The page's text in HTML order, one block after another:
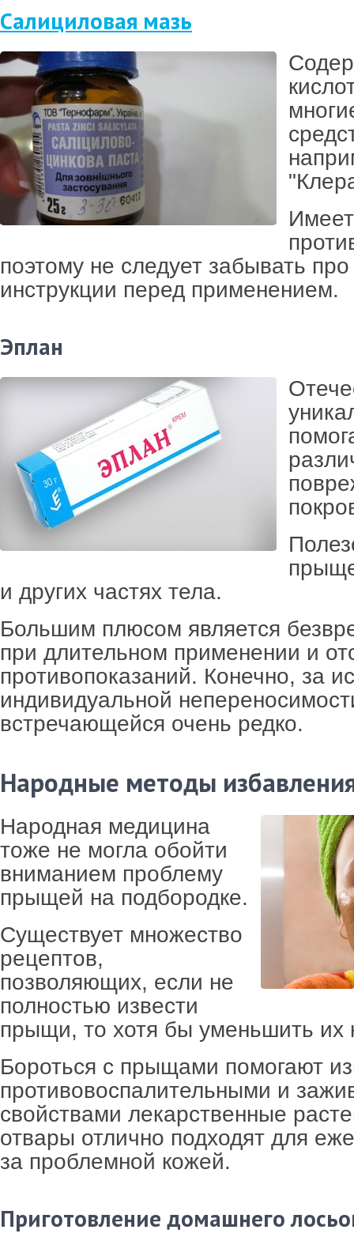
Салициловая мазь
поэтому не следует забывать
инструкции перед применением.
Эплан
и других частях тела.
Большим плюсом является
при длительном применении и
противопоказаний. Конечно, за
индивидуальной
встречающейся очень редко.
Народные методы
Народная медицина
тоже не могла обойти
вниманием проблему
прыщей на подбородке.
Существует множество
рецептов,
позволяющих, если не
полностью извести
прыщи, то хотя бы уменьшить их
Бороться с прыщами помогают
противовоспалительными и
свойствами лекарственные
отвары отлично подходят для
за проблемной кожей.
Приготовление домашнего